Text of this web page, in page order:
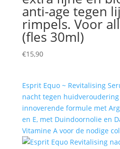
anti-age tegen
rimpels. Voor
(fles 30ml)
€15,90
Esprit Equo ~ Revitalising
nacht tegen
innoverende formule met
en E, met Duindoornolie en
Vitamine A voor de nodige